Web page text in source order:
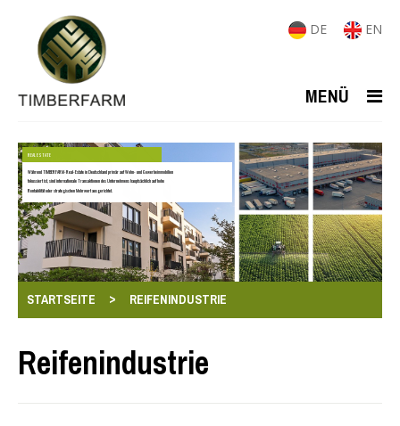
DE EN
MENÜ
REAL ESTATE
Während TIMBERFARM-Real-Estate in Deutschland primär auf Wohn- und Gewerbeimmobilien
Rentabilität oder strategischen Mehrwert ausgerichtet.
fokussiert ist, sind internationale Transaktionen des Unternehmens hauptsächlich auf hohe
STARTSEITE > REIFENINDUSTRIE
Reifenindustrie